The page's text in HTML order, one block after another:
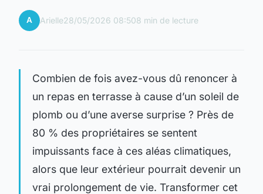
A Arielle28/05/2026 08:508 min de lecture
Combien de fois avez-vous dû renoncer à
un repas en terrasse à cause d’un soleil de
plomb ou d’une averse surprise ? Près de
80 % des propriétaires se sentent
impuissants face à ces aléas climatiques,
alors que leur extérieur pourrait devenir un
vrai prolongement de vie. Transformer cet